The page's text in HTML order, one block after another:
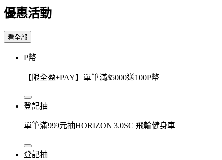
優惠活動
看全部
P幣
【限全盈+PAY】單筆滿$5000送100P幣
登記抽
單筆滿999元抽HORIZON 3.0SC 飛輪健身車
登記抽